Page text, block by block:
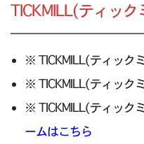
TICKMILL(ティッ
※ TICKMILL(ティック
※ TICKMILL(ティック
※ TICKMILL(ティック
ームはこちら